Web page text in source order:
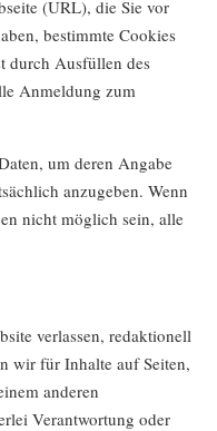
(URL), die Sie vor
bestimmte Cookies
durch Ausfüllen des
Anmeldung zum
um deren Angabe
anzugeben. Wenn
nicht möglich sein, alle
verlassen, redaktionell
wir für Inhalte auf Seiten,
anderen
Verantwortung oder